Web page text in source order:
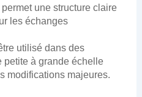
une structure claire
les échanges
utilisé dans des
petite à grande échelle
modifications majeures.